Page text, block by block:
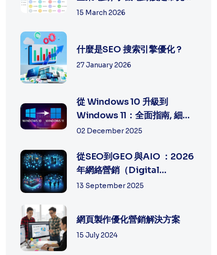
題排...
15 March 2026
什麼是SEO 搜索引擎優化 ?
27 January 2026
從 Windows 10 升級到
Windows 11：全面指南, 細節
及方法
02 December 2025
從SEO到GEO 與AIO ：2026
年網絡營銷（Digital
Marketing）的策...
13 September 2025
網頁製作優化營銷解決方案
15 July 2024